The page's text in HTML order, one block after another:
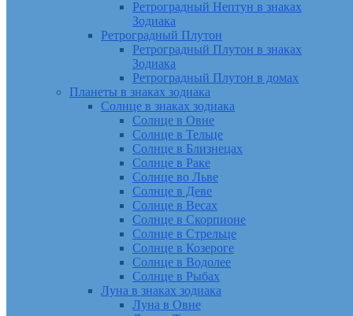
Ретроградный Нептун в знаках
Зодиака
Ретроградный Плутон
Ретроградный Плутон в знаках
Зодиака
Ретроградный Плутон в домах
Планеты в знаках зодиака
Солнце в знаках зодиака
Солнце в Овне
Солнце в Тельце
Солнце в Близнецах
Солнце в Раке
Солнце во Льве
Солнце в Деве
Солнце в Весах
Солнце в Скорпионе
Солнце в Стрельце
Солнце в Козероге
Солнце в Водолее
Солнце в Рыбах
Луна в знаках зодиака
Луна в Овне